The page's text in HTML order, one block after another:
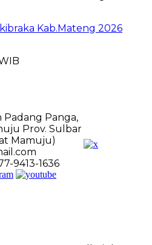
Kab.Mateng 2026
Padang Panga,
Prov. Sulbar
Mamuju)
9413-1636